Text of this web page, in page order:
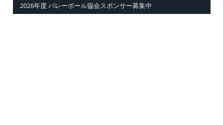
2026年度 バレーボール協会スポンサー募集中